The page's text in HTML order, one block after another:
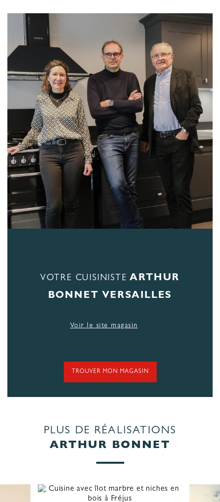
VOTRE CUISINISTE ARTHUR
BONNET VERSAILLES
Voir le site magasin
TROUVER MON MAGASIN
PLUS DE RÉALISATIONS
ARTHUR BONNET